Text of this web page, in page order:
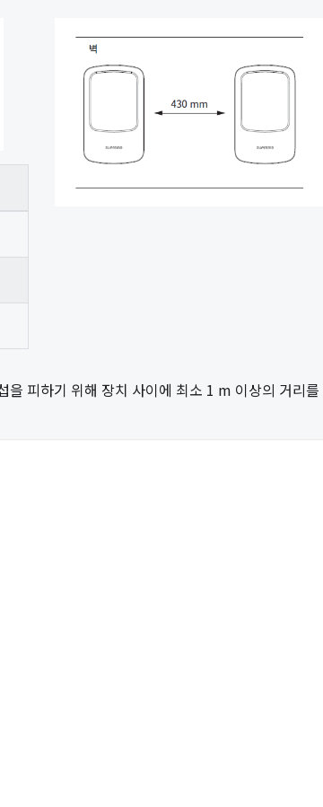
피하기 위해 장치 사이에 최소 1 m 이상의 거리를